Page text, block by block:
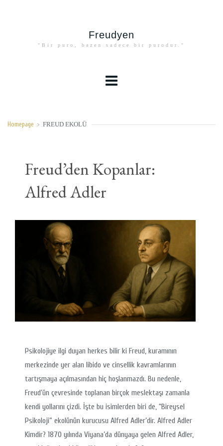
Freudyen
"Bir puro, bazen sadece bir purodur."
Homepage > FREUD EKOLÜ
Freud’den Kopanlar:
Alfred Adler
Psikolojiye ilgi duyan herkes bilir ki Freud, kuramının
merkezinde yer alan libido ve cinsellik kavramlarının
tartışmaya açılmasından hiç hoşlanmazdı. Bu nedenle,
Freud’ün çevresinde toplanan birçok meslektaşı zamanla
kendi yollarını çizdi. İşte bu isimlerden biri de, “Bireysel
Psikoloji” ekolünün kurucusu Alfred Adler’dir. Alfred Adler
Kimdir? 1870 yılında Viyana’da dünyaya gelen Alfred Adler,